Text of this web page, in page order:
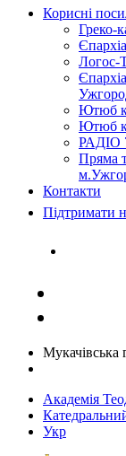
Корисні
Греко-
Логос-
Ютюб
Ютюб
РАДІО
Пряма
Контакти
Підтримати
Мукачівська
Академія
Укр